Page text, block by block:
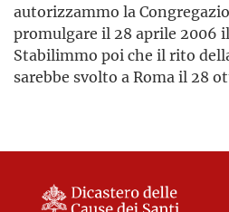
autorizzammo la
promulgare il 28 aprile 2006
Stabilimmo poi che il rito
sarebbe svolto a Roma il 28